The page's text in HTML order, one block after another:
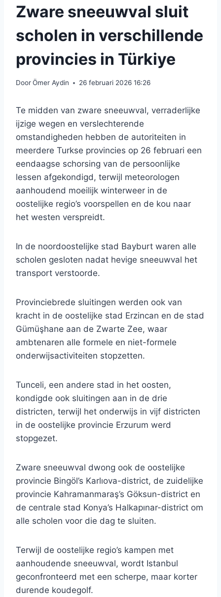
Zware sneeuwval sluit
scholen in verschillende
provincies in Türkiye
DoorÖmer Aydin 26 februari 2026 16:26
Te midden van zware sneeuwval, verraderlijke
ijzige wegen en verslechterende
omstandigheden hebben de autoriteiten in
meerdere Turkse provincies op 26 februari een
eendaagse schorsing van de persoonlijke
lessen afgekondigd, terwijl meteorologen
aanhoudend moeilijk winterweer in de
oostelijke regio’s voorspellen en de kou naar
het westen verspreidt.
In de noordoostelijke stad Bayburt waren alle
scholen gesloten nadat hevige sneeuwval het
transport verstoorde.
Provinciebrede sluitingen werden ook van
kracht in de oostelijke stad Erzincan en de stad
Gümüşhane aan de Zwarte Zee, waar
ambtenaren alle formele en niet-formele
onderwijsactiviteiten stopzetten.
Tunceli, een andere stad in het oosten,
kondigde ook sluitingen aan in de drie
districten, terwijl het onderwijs in vijf districten
in de oostelijke provincie Erzurum werd
stopgezet.
Zware sneeuwval dwong ook de oostelijke
provincie Bingöl’s Karlıova-district, de zuidelijke
provincie Kahramanmaraş’s Göksun-district en
de centrale stad Konya’s Halkapınar-district om
alle scholen voor die dag te sluiten.
Terwijl de oostelijke regio’s kampen met
aanhoudende sneeuwval, wordt Istanbul
geconfronteerd met een scherpe, maar korter
durende koudegolf.